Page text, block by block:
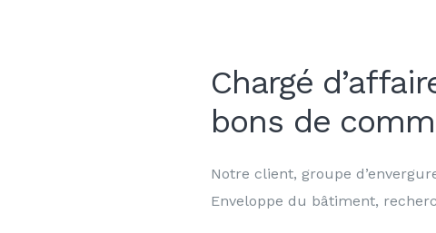
Chargé
bons de
Notre client, groupe
Enveloppe du bâtiment,